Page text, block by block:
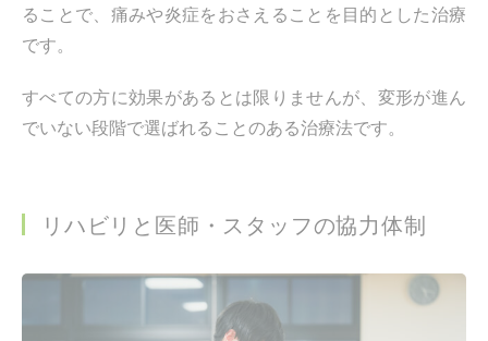
ることで、痛みや炎症をおさえることを目的とした治療
です。
すべての方に効果があるとは限りませんが、変形が進ん
でいない段階で選ばれることのある治療法です。
リハビリと医師・スタッフの協力体制